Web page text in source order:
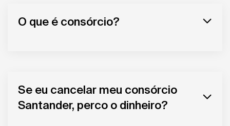
O que é consórcio?
Se eu cancelar meu consórcio
Santander, perco o dinheiro?